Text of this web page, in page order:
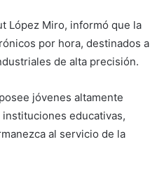
López Miro, informó que la
por hora, destinados a
de alta precisión.
jóvenes altamente
educativas,
al servicio de la